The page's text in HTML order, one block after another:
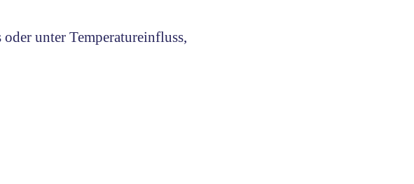
unter Temperatureinfluss,